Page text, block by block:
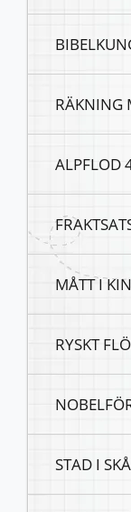
RÄKNING
ALPFLOD
MÅTT I
RYSKT
STAD I